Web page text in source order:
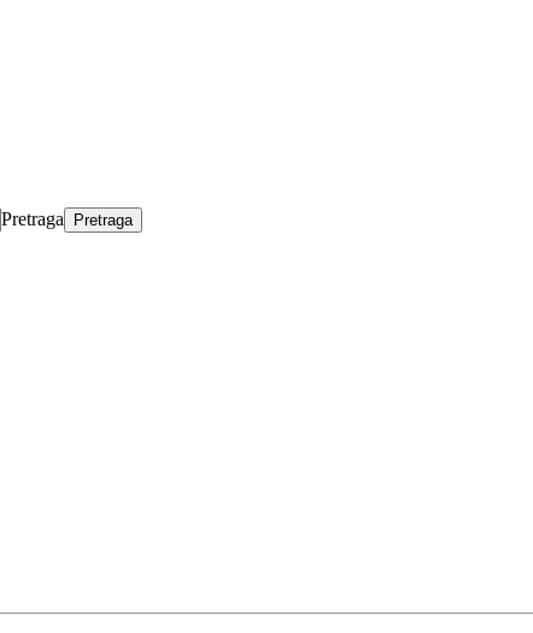
Pretraga